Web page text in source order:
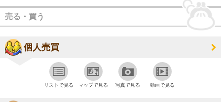
売る・買う
個人売買
リストで見る マップで見る 写真で見る 動画で見る